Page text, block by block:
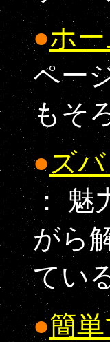
●ホ
ペー
もそ
●ズ
： 魅
がら
てい
●簡